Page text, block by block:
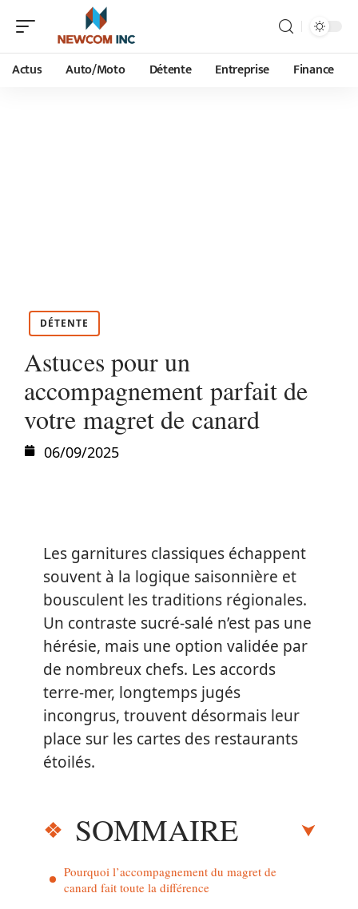
Actus Auto/Moto Détente Entreprise Finance
DÉTENTE
Astuces pour un
accompagnement parfait de
votre magret de canard
06/09/2025
Les garnitures classiques échappent
souvent à la logique saisonnière et
bousculent les traditions régionales.
Un contraste sucré-salé n’est pas une
hérésie, mais une option validée par
de nombreux chefs. Les accords
terre-mer, longtemps jugés
incongrus, trouvent désormais leur
place sur les cartes des restaurants
étoilés.
SOMMAIRE
Pourquoi l’accompagnement du magret de
canard fait toute la différence